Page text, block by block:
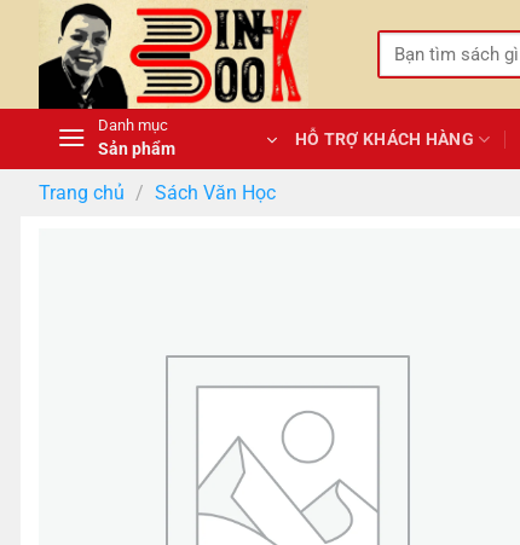
dung
Tìm
kiếm:
Danh mục
Sản phẩm HỖ TRỢ KHÁCH HÀNG
Trang chủ / Sách Văn Học